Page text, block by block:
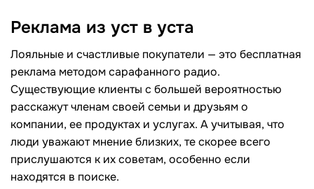
Реклама из уст в уста
Лояльные и счастливые покупатели — это бесплатная
реклама методом сарафанного радио.
Существующие клиенты с большей вероятностью
расскажут членам своей семьи и друзьям о
компании, ее продуктах и ​​услугах. А учитывая, что
люди уважают мнение близких, те скорее всего
прислушаются к их советам, особенно если
находятся в поиске.